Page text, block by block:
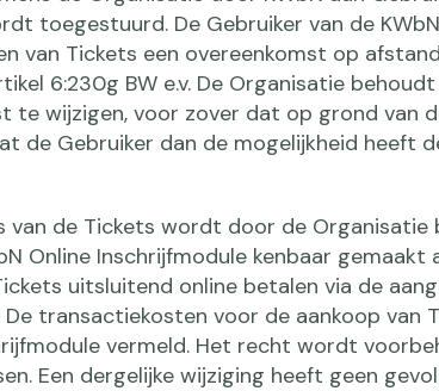
toegestuurd. De Gebruiker van de
van Tickets een overeenkomst op
6:230g BW e.v. De Organisatie
te wijzigen, voor zover dat op grond van
de Gebruiker dan de mogelijkheid heeft
van de Tickets wordt door de Organisatie
Online Inschrijfmodule kenbaar gemaakt
uitsluitend online betalen via de
transactiekosten voor de aankoop van
vermeld. Het recht wordt
Een dergelijke wijziging heeft geen